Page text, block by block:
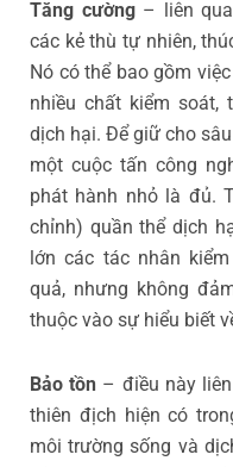
Tăng cường – liên
các kẻ thù tự nhiên,
Nó có thể bao gồm
nhiều chất kiểm soát,
dịch hại. Để giữ cho
một cuộc tấn công
phát hành nhỏ là đủ.
chỉnh) quần thể dịch
lớn các tác nhân
quả, nhưng không
thuộc vào sự hiểu biết
Bảo tồn – điều này
thiên địch hiện có
môi trường sống và